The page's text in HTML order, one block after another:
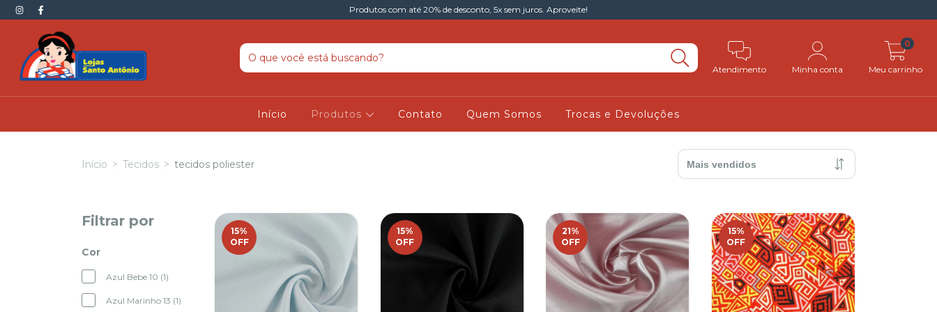
Produtos com até 20% de desconto, 5x sem juros. Aproveite!
Atendimento Minha conta Meu carrinho
0
Início Produtos Contato Quem Somos Trocas e Devoluções
Início > Tecidos > tecidos poliester
Filtrar por
Cor
Azul Bebe 10 (1)
Azul Marinho 13 (1)
15%
OFF
15%
OFF
21%
OFF
15%
OFF